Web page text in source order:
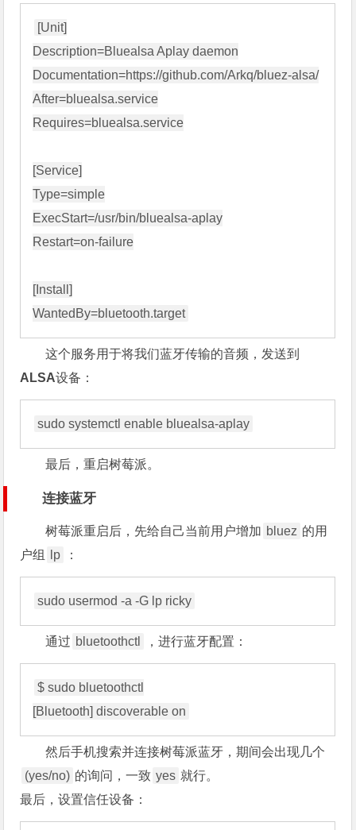
[Unit]
Description=Bluealsa Aplay daemon
Documentation=https://github.com/Arkq/bluez-alsa/
After=bluealsa.service
Requires=bluealsa.service
[Service]
Type=simple
ExecStart=/usr/bin/bluealsa-aplay
Restart=on-failure
[Install]
WantedBy=bluetooth.target
这个服务用于将我们蓝牙传输的音频，发送到
ALSA设备：
最后，重启树莓派。
连接蓝牙
树莓派重启后，先给自己当前用户增加 bluez 的用
户组
lp ：
通过 bluetoothctl ，进行蓝牙配置：
$ sudo bluetoothctl
然后手机搜索并连接树莓派蓝牙，期间会出现几个
(yes/no) 的询问，一致 yes 就行。
最后，设置信任设备：